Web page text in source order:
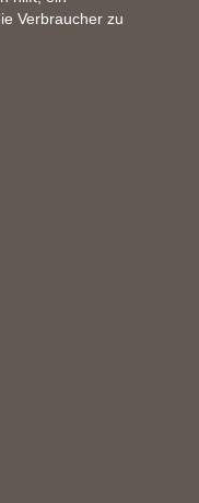
Verbraucher zu